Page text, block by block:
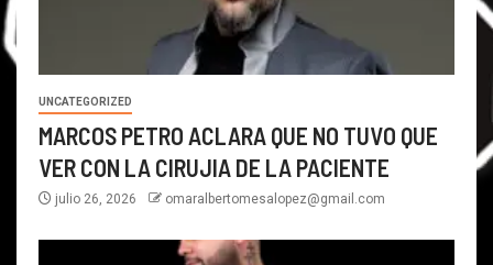
UNCATEGORIZED
MARCOS PETRO ACLARA QUE NO TUVO QUE
VER CON LA CIRUJIA DE LA PACIENTE
julio 26, 2026 omaralbertomesalopez@gmail.com